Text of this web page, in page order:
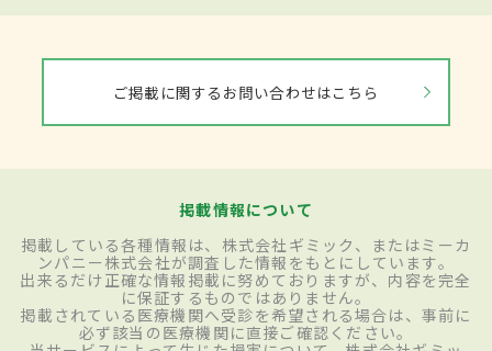
ご掲載に関するお問い合わせはこちら
掲載情報について
掲載している各種情報は、株式会社ギミック、またはミーカ
ンパニー株式会社が調査した情報をもとにしています。
出来るだけ正確な情報掲載に努めておりますが、内容を完全
に保証するものではありません。
掲載されている医療機関へ受診を希望される場合は、事前に
必ず該当の医療機関に直接ご確認ください。